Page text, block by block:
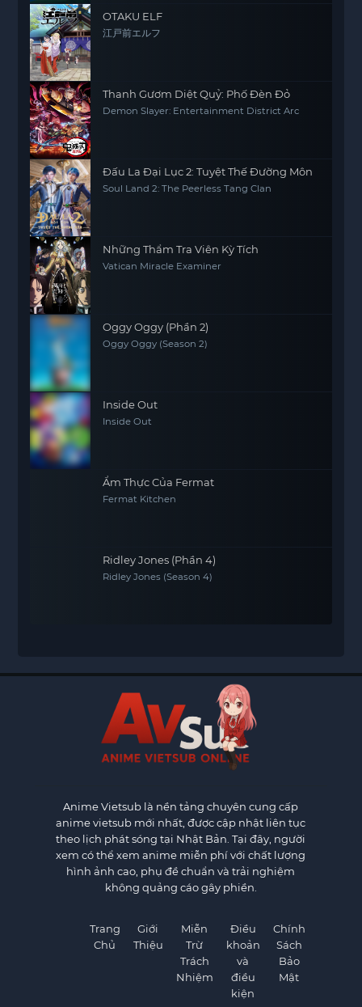
OTAKU ELF
江戸前エルフ
Thanh Gươm Diệt Quỷ: Phố Đèn Đỏ
Demon Slayer: Entertainment District Arc
Đấu La Đại Lục 2: Tuyệt Thế Đường Môn
Soul Land 2: The Peerless Tang Clan
Những Thẩm Tra Viên Kỳ Tích
Vatican Miracle Examiner
Oggy Oggy (Phần 2)
Oggy Oggy (Season 2)
Inside Out
Inside Out
Ẩm Thực Của Fermat
Fermat Kitchen
Ridley Jones (Phần 4)
Ridley Jones (Season 4)
Anime Vietsub là nền tảng chuyên cung cấp
anime vietsub mới nhất, được cập nhật liên tục
theo lịch phát sóng tại Nhật Bản. Tại đây, người
xem có thể xem anime miễn phí với chất lượng
hình ảnh cao, phụ đề chuẩn và trải nghiệm
không quảng cáo gây phiền.
Trang
Chủ
Giới
Thiệu
Miễn
Trừ
Trách
Nhiệm
Điều
khoản
và
điều
kiện
Chính
Sách
Bảo
Mật